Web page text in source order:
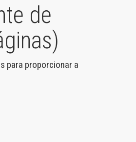
de
para proporcionar a